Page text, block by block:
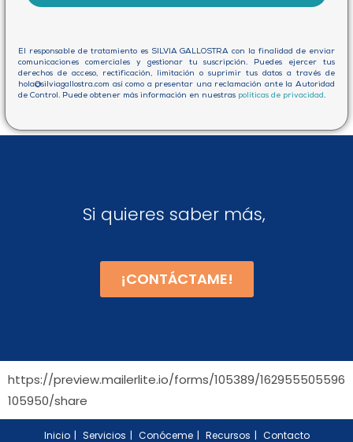
El responsable de tratamiento es SILVIA GALLOSTRA con la finalidad de enviar
comunicaciones comerciales y gestionar tu suscripción. Puedes ejercer tus
derechos de acceso, rectificación, limitación o suprimir tus datos a través de
hola@silviagallostra.com así como a presentar una reclamación ante la Autoridad
de Control. Puede obtener más información en nuestras políticas de privacidad.
Si quieres saber más,
¡CONTÁCTAME!
https://preview.mailerlite.io/forms/105389/162955505596
105950/share
Inicio Servicios Conóceme Recursos Contacto